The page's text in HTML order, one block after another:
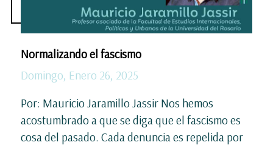
Normalizando el fascismo
Domingo, Enero 26, 2025
Por: Mauricio Jaramillo Jassir Nos hemos
acostumbrado a que se diga que el fascismo es
cosa del pasado. Cada denuncia es repelida por